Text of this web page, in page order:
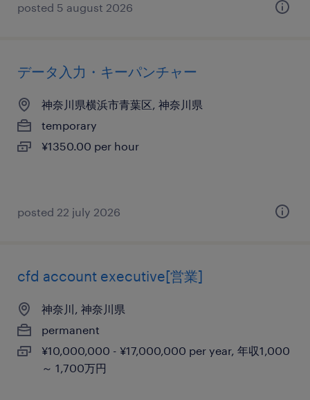
posted 5 august 2026
データ入力・キーパンチャー
神奈川県横浜市青葉区, 神奈川県
temporary
¥1350.00 per hour
posted 22 july 2026
cfd account executive[営業]
神奈川, 神奈川県
permanent
¥10,000,000 - ¥17,000,000 per year, 年収1,000
～ 1,700万円